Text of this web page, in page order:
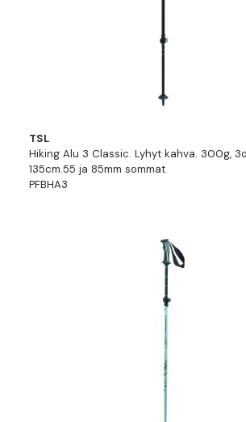
TSL
Hiking Alu 3 Classic. Lyhyt kahva. 300g,
135cm.55 ja 85mm sommat
PFBHA3